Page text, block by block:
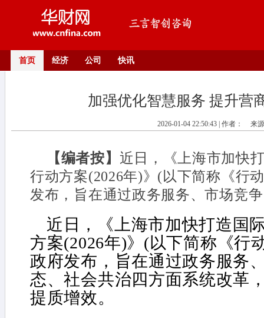
首页 经济 公司 快讯
加强优化智慧服务 提升营
2026-01-04 22:50:43 | 作者： 来
【编者按】 近日，《上海市加快
行动方案(2026年)》(以下简称《行
发布，旨在通过政务服务、市场竞
近日，《上海市加快打造国
方案(2026年)》(以下简称《行
政府发布，旨在通过政务服务
态、社会共治四方面系统改革
提质增效。